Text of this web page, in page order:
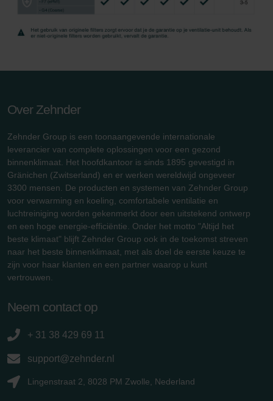
Over Zehnder
Zehnder Group is een toonaangevende internationale
leverancier van complete oplossingen voor een gezond
binnenklimaat. Het hoofdkantoor is sinds 1895 gevestigd in
Gränichen (Zwitserland) en er werken wereldwijd ongeveer
3300 mensen. De producten en systemen van Zehnder Group
voor verwarming en koeling, comfortabele ventilatie en
luchtreiniging worden gekenmerkt door een uitstekend ontwerp
en een hoge energie-efficiëntie. Onder het motto "Altijd het
beste klimaat" blijft Zehnder Group ook in de toekomst streven
naar het beste binnenklimaat, met als doel de eerste keuze te
zijn voor haar klanten en een partner waarop u kunt
vertrouwen.
Neem contact op
+ 31 38 429 69 11
support@zehnder.nl
Lingenstraat 2, 8028 PM Zwolle, Nederland